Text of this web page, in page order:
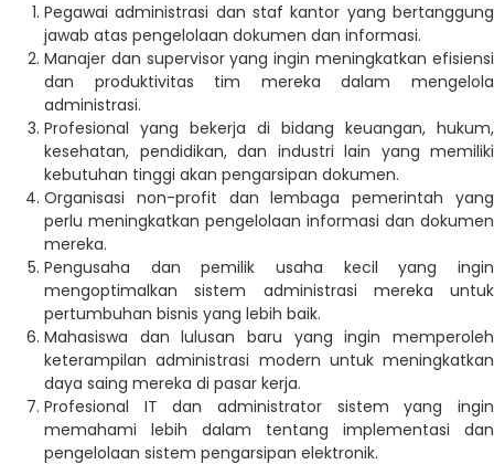
Pegawai administrasi dan staf kantor yang bertanggung
jawab atas pengelolaan dokumen dan informasi.
Manajer dan supervisor yang ingin meningkatkan efisiensi
dan produktivitas tim mereka dalam mengelola
administrasi.
Profesional yang bekerja di bidang keuangan, hukum,
kesehatan, pendidikan, dan industri lain yang memiliki
kebutuhan tinggi akan pengarsipan dokumen.
Organisasi non-profit dan lembaga pemerintah yang
perlu meningkatkan pengelolaan informasi dan dokumen
mereka.
Pengusaha dan pemilik usaha kecil yang ingin
mengoptimalkan sistem administrasi mereka untuk
pertumbuhan bisnis yang lebih baik.
Mahasiswa dan lulusan baru yang ingin memperoleh
keterampilan administrasi modern untuk meningkatkan
daya saing mereka di pasar kerja.
Profesional IT dan administrator sistem yang ingin
memahami lebih dalam tentang implementasi dan
pengelolaan sistem pengarsipan elektronik.